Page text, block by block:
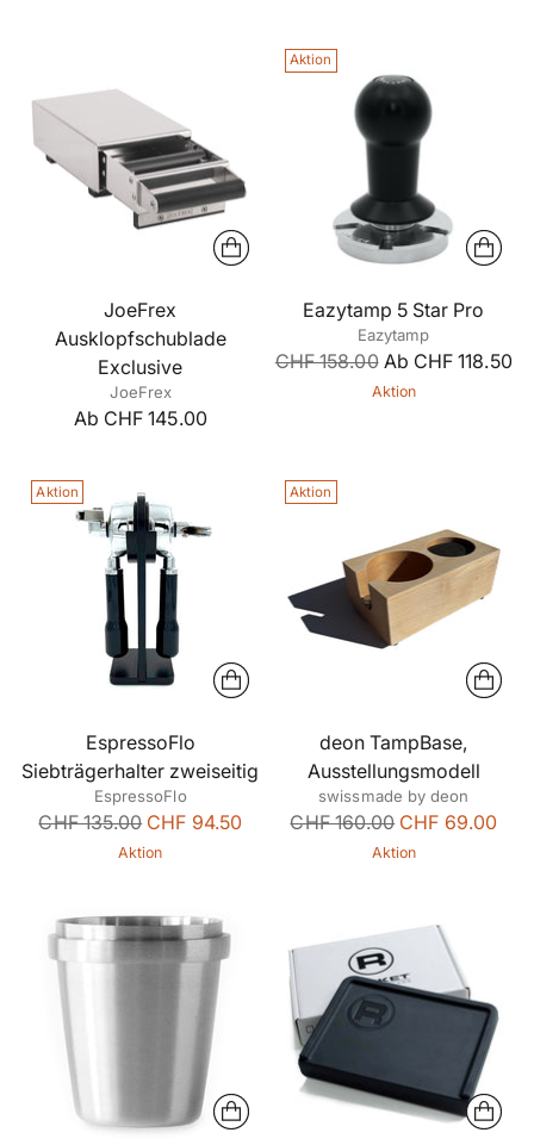
JoeFrex
Ausklopfschublade
Exclusive
JoeFrex
Ab CHF 145.00
Aktion
Eazytamp 5 Star Pro
Eazytamp
Regulärer
CHF 158.00Ab CHF 118.50
Aktion
Aktion
EspressoFlo
Siebträgerhalter zweiseitig
EspressoFlo
Regulärer
CHF 135.00 CHF 94.50
Aktion
Aktion
deon TampBase,
Ausstellungsmodell
swissmade by deon
Regulärer
CHF 160.00 CHF 69.00
Aktion